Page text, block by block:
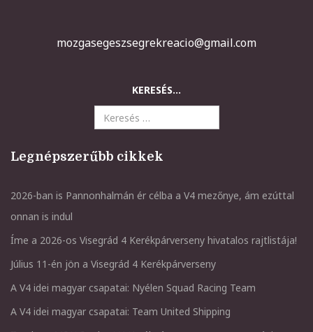
mozgasegeszsegrekreacio@gmail.com
KERESÉS...
Legnépszerűbb cikkek
2026-ban is Pannonhalmán ér célba a V4 mezőnye, ám ezúttal
onnan is indul
Íme a 2026-os Visegrád 4 Kerékpárverseny hivatalos rajtlistája!
Július 11-én jön a Visegrád 4 Kerékpárverseny
A V4 idei magyar csapatai: Nyélen Squad Racing Team
A V4 idei magyar csapatai: Team United Shipping